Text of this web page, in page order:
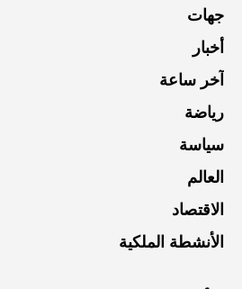
جهات
أخبار
آخر ساعة
رياضة
سياسة
العالم
الاقتصاد
الأنشطة الملكية